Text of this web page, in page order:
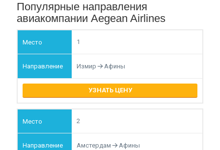
Популярные направления
авиакомпании Aegean Airlines
1
Измир Афины
УЗНАТЬ ЦЕНУ
2
Амстердам Афины